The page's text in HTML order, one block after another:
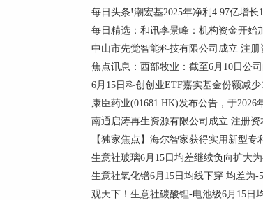
每日头条!潮宏基2025年净利4.97亿增
每日精选：和讯李景峰：机构资金开始
中山市先觉智能科技有限公司成立 注册
焦点讯息：西部牧业：截至6月10日公
6月15日科创创业ETF嘉实基金份额减
康臣药业(01681.HK)发布公告，于2026
南通启涛再生资源有限公司成立 注册资
【独家焦点】海尔智家获得实用新型
生意社玻璃6月15日均差继续负向扩大
生意社氧化镨6月15日均线下穿 均差为-
观天下！生意社碳酸锂-电池级6月15日